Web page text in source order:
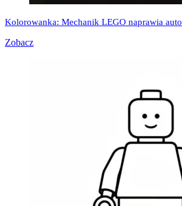
Kolorowanka: Mechanik LEGO naprawia auto
Zobacz